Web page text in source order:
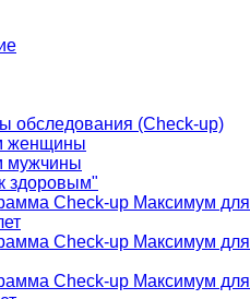
обследования (Check-up)
женщины
мужчины
здоровым"
Check-up Максимум для
Check-up Максимум для
Check-up Максимум для